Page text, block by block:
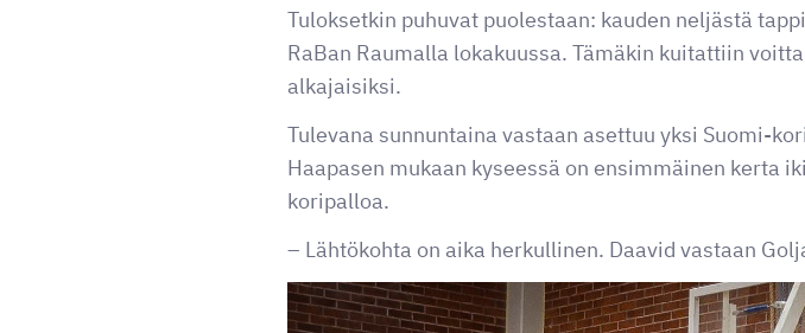
Tuloksetkin puhuvat puolestaan: kauden neljästä
RaBan Raumalla lokakuussa. Tämäkin kuitattiin
alkajaisiksi.
Tulevana sunnuntaina vastaan asettuu yksi Suomi-
Haapasen mukaan kyseessä on ensimmäinen kerta
koripalloa.
– Lähtökohta on aika herkullinen. Daavid vastaan